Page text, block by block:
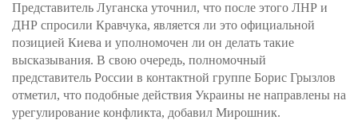
Представитель Луганска уточнил, что после этого ЛНР и
ДНР спросили Кравчука, является ли это официальной
позицией Киева и уполномочен ли он делать такие
высказывания. В свою очередь, полномочный
представитель России в контактной группе Борис Грызлов
отметил, что подобные действия Украины не направлены на
урегулирование конфликта, добавил Мирошник.